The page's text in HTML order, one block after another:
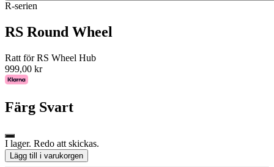
R-serien
RS Round Wheel
Ratt för RS Wheel Hub
999,00 kr
Färg Svart
I lager. Redo att skickas.
Lägg till i varukorgen